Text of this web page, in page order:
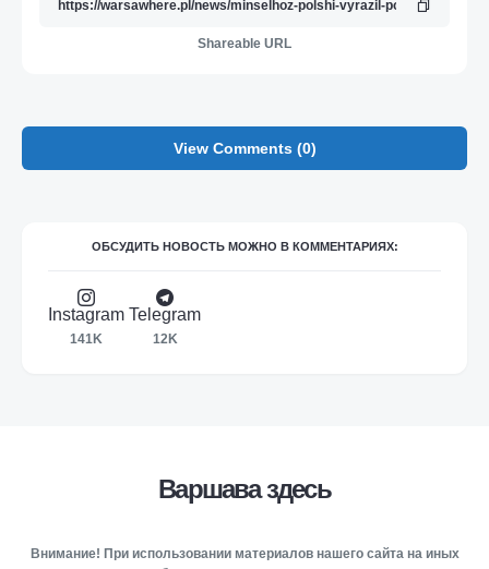
Shareable URL
View Comments (0)
ОБСУДИТЬ НОВОСТЬ МОЖНО В КОММЕНТАРИЯХ:
Instagram
141K
Telegram
12K
Варшава здесь
Внимание! При использовании материалов нашего сайта на иных